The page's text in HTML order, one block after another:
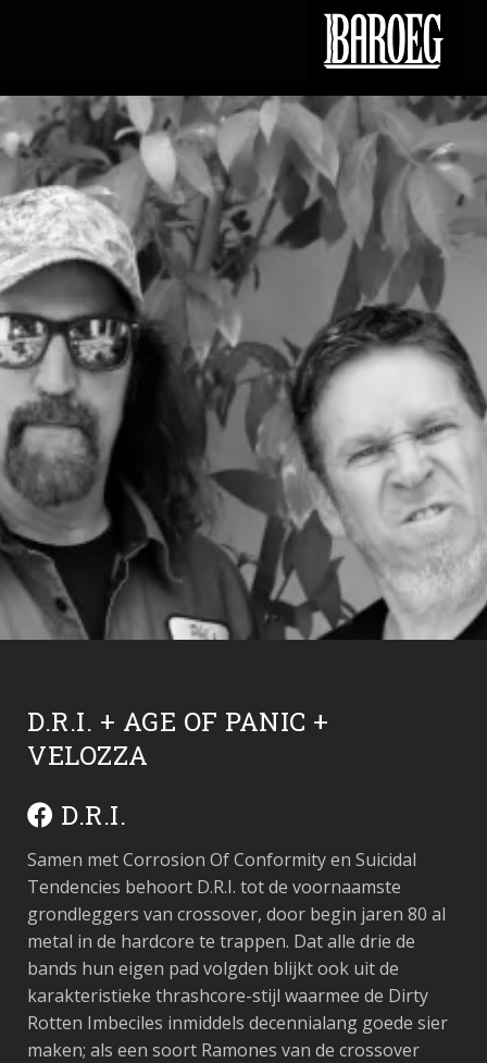
D.R.I. + AGE OF PANIC +
VELOZZA
D.R.I.
Samen met Corrosion Of Conformity en Suicidal
Tendencies behoort D.R.I. tot de voornaamste
grondleggers van crossover, door begin jaren 80 al
metal in de hardcore te trappen. Dat alle drie de
bands hun eigen pad volgden blijkt ook uit de
karakteristieke thrashcore-stijl waarmee de Dirty
Rotten Imbeciles inmiddels decennialang goede sier
maken; als een soort Ramones van de crossover